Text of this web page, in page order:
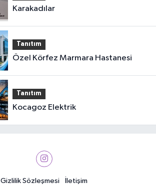
Karakadılar
Tanıtım
Özel Körfez Marmara Hastanesi
Tanıtım
Kocagoz Elektrik
Gizlilik Sözleşmesi İletişim